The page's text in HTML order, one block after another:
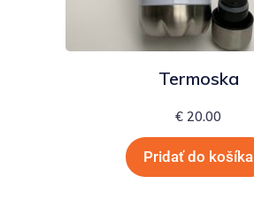
Termoska
€ 20.00
Pridať do košíka